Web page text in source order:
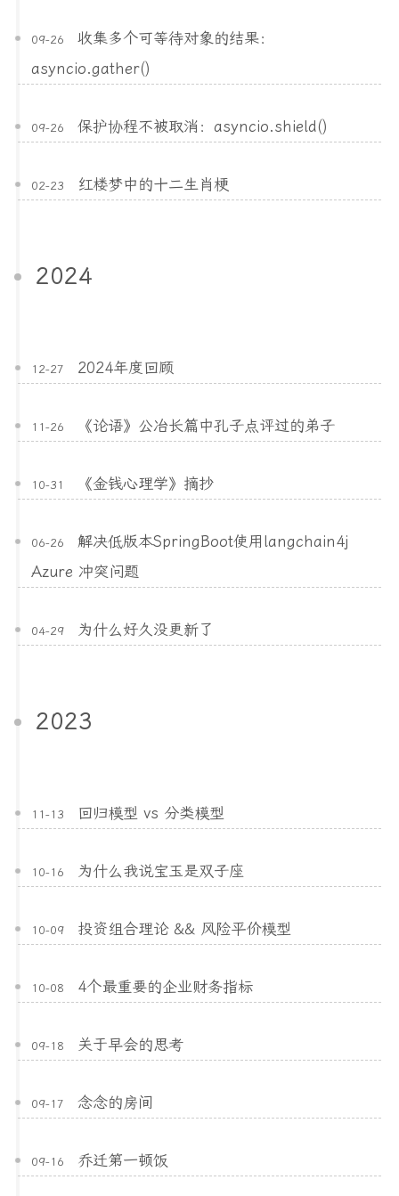
09-26
收集多个可等待对象的结果：
asyncio.gather()
09-26 保护协程不被取消：asyncio.shield()
02-23 红楼梦中的十二生肖梗
2024
12-27 2024年度回顾
11-26 《论语》公冶长篇中孔子点评过的弟子
10-31 《金钱心理学》摘抄
06-26
解决低版本SpringBoot使用langchain4j
Azure 冲突问题
04-29 为什么好久没更新了
2023
11-13 回归模型 vs 分类模型
10-16 为什么我说宝玉是双子座
10-09 投资组合理论 && 风险平价模型
10-08 4个最重要的企业财务指标
09-18 关于早会的思考
09-17 念念的房间
09-16 乔迁第一顿饭